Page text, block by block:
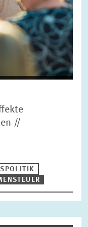
//